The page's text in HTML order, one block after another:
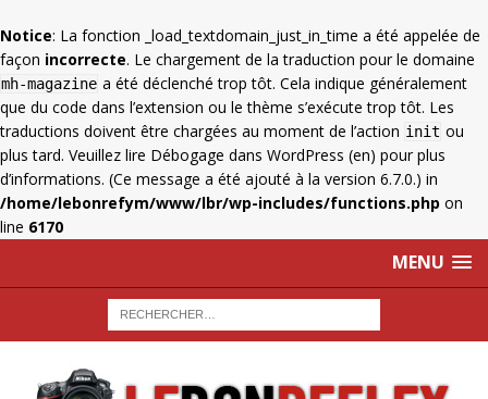
Notice: La fonction _load_textdomain_just_in_time a été appelée de
façon incorrecte. Le chargement de la traduction pour le domaine
mh-magazine a été déclenché trop tôt. Cela indique généralement
que du code dans l’extension ou le thème s’exécute trop tôt. Les
traductions doivent être chargées au moment de l’action init ou
plus tard. Veuillez lire Débogage dans WordPress (en) pour plus
d’informations. (Ce message a été ajouté à la version 6.7.0.) in
/home/lebonrefym/www/lbr/wp-includes/functions.php on
line 6170
MENU